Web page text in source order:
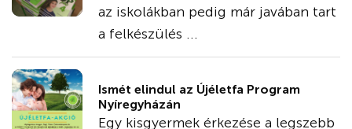
az iskolákban pedig már javában tart
a felkészülés ...
Ismét elindul az Újéletfa Program
Nyíregyházán
Egy kisgyermek érkezése a legszebb